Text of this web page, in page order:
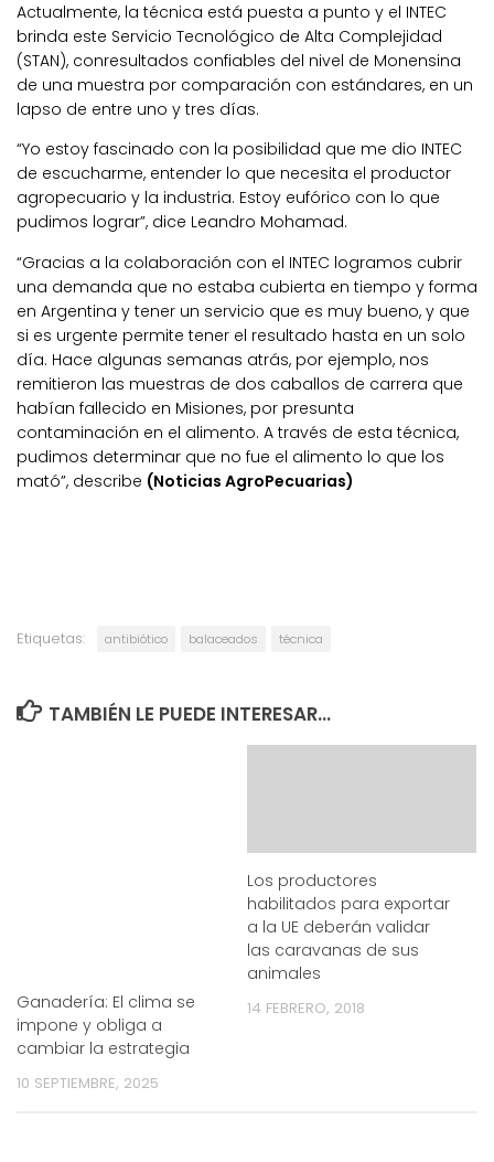
Actualmente, la técnica está puesta a punto y el INTEC
brinda este Servicio Tecnológico de Alta Complejidad
(STAN), conresultados confiables del nivel de Monensina
de una muestra por comparación con estándares, en un
lapso de entre uno y tres días.
“Yo estoy fascinado con la posibilidad que me dio INTEC
de escucharme, entender lo que necesita el productor
agropecuario y la industria. Estoy eufórico con lo que
pudimos lograr”, dice Leandro Mohamad.
“Gracias a la colaboración con el INTEC logramos cubrir
una demanda que no estaba cubierta en tiempo y forma
en Argentina y tener un servicio que es muy bueno, y que
si es urgente permite tener el resultado hasta en un solo
día. Hace algunas semanas atrás, por ejemplo, nos
remitieron las muestras de dos caballos de carrera que
habían fallecido en Misiones, por presunta
contaminación en el alimento. A través de esta técnica,
pudimos determinar que no fue el alimento lo que los
mató”, describe (Noticias AgroPecuarias)
Etiquetas: antibiótico balaceados técnica
TAMBIÉN LE PUEDE INTERESAR...
Ganadería: El clima se
impone y obliga a
cambiar la estrategia
10 SEPTIEMBRE, 2025
Los productores
habilitados para exportar
a la UE deberán validar
las caravanas de sus
animales
14 FEBRERO, 2018